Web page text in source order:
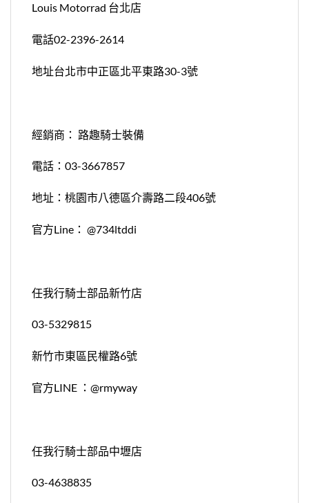
Louis Motorrad 台北店
電話02-2396-2614
地址台北市中正區北平東路30-3號
經銷商： 路趣騎士裝備
電話：03-3667857
地址：桃園市八德區介壽路二段406號
官方Line： @734ltddi
任我行騎士部品新竹店
03-5329815
新竹市東區民權路6號
官方LINE ：@rmyway
任我行騎士部品中壢店
03-4638835